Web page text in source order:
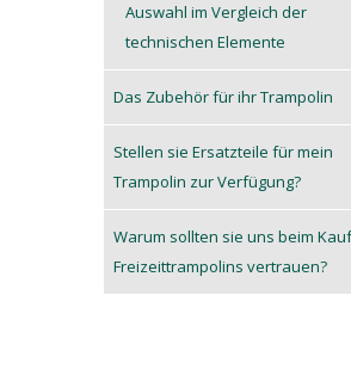
Auswahl im Vergleich der
technischen Elemente
Das Zubehör für ihr Trampolin
Stellen sie Ersatzteile für mein
Trampolin zur Verfügung?
Warum sollten sie uns beim
Freizeittrampolins vertrauen?